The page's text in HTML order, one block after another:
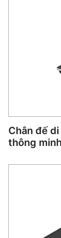
Chân đế
thông